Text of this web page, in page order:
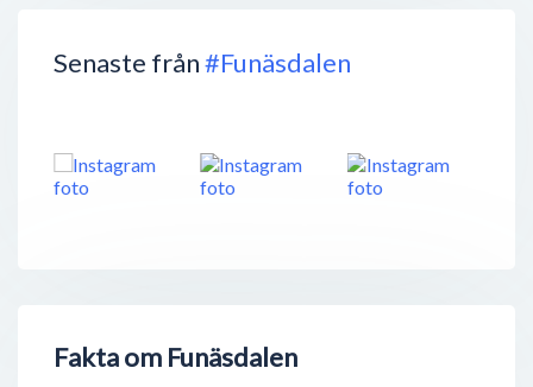
Senaste från#Funäsdalen
Fakta om Funäsdalen